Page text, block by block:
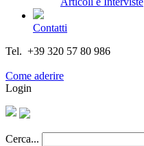
Contatti
Tel. +39 320 57 80 986
Come aderire
Login
Cerca...